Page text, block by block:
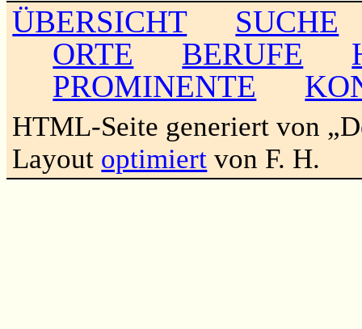
ÜBERSICHT
SUCHE
ORTE
BERUFE
PROMINENTE
HTML-Seite generiert von
Layout optimiert von F. H.